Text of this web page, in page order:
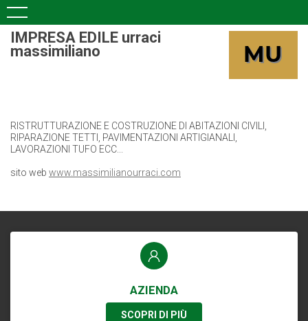
IMPRESA EDILE urraci
massimiliano
RISTRUTTURAZIONE E COSTRUZIONE DI ABITAZIONI CIVILI,
RIPARAZIONE TETTI, PAVIMENTAZIONI ARTIGIANALI,
LAVORAZIONI TUFO ECC...
sito web www.massimilianourraci.com
AZIENDA
SCOPRI DI PIÙ